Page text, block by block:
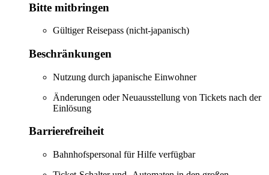
Bitte mitbringen
Gültiger Reisepass (nicht-japanisch)
Beschränkungen
Nutzung durch japanische Einwohner
Änderungen oder Neuausstellung von Tickets nach der
Einlösung
Barrierefreiheit
Bahnhofspersonal für Hilfe verfügbar